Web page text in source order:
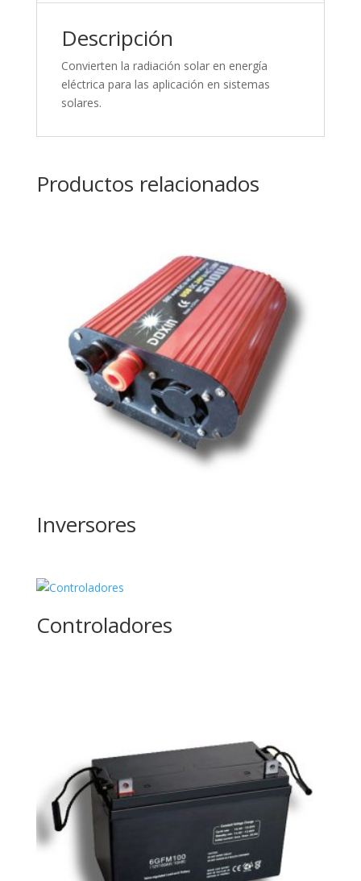
Descripción
Convierten la radiación solar en energía
eléctrica para las aplicación en sistemas
solares.
Productos relacionados
Inversores
Controladores